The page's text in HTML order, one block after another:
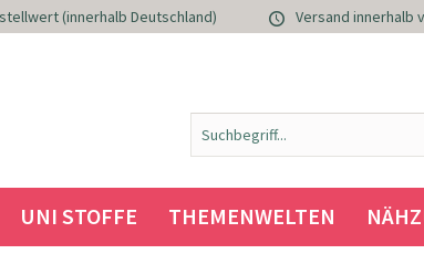
(innerhalb Deutschland) Versand innerhalb
UNI STOFFE THEMENWELTEN